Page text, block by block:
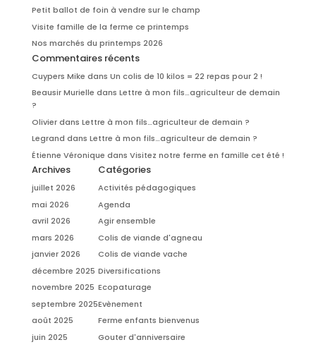
Petit ballot de foin à vendre sur le champ
Visite famille de la ferme ce printemps
Nos marchés du printemps 2026
Commentaires récents
Cuypers Mike dans Un colis de 10 kilos = 22 repas pour 2 !
Beausir Murielle dans Lettre à mon fils…agriculteur de demain
?
Olivierdans Lettre à mon fils…agriculteur de demain ?
Legrand dans Lettre à mon fils…agriculteur de demain ?
Étienne Véronique dans Visitez notre ferme en famille cet été !
Archives
juillet 2026
mai 2026
avril 2026
mars 2026
janvier 2026
décembre 2025
novembre 2025
septembre 2025
août 2025
juin 2025
Catégories
Activités pédagogiques
Agenda
Agir ensemble
Colis de viande d'agneau
Colis de viande vache
Diversifications
Ecopaturage
Evènement
Ferme enfants bienvenus
Gouter d'anniversaire